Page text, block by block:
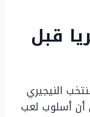
قبل
النيجيري
أن أسلوب لعب